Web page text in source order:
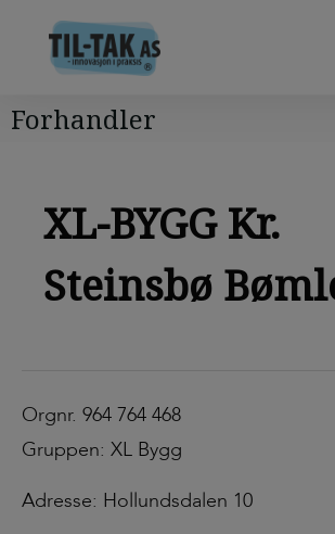
Forhandler
XL-BYGG Kr.
Steinsbø
Orgnr. 964 764 468
Gruppen: XL Bygg
Adresse: Hollundsdalen 10